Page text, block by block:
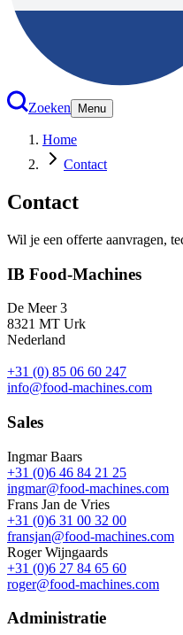
Zoeken
Menu
Home
Contact
Contact
Wil je een offerte aanvragen,
IB Food-Machines
De Meer 3
8321 MT Urk
Nederland
+31 (0) 85 06 60 247
info@food-machines.com
Sales
Ingmar Baars
+31 (0)6 46 84 21 25
ingmar@food-machines.com
Frans Jan de Vries
+31 (0)6 31 00 32 00
fransjan@food-machines.com
Roger Wijngaards
+31 (0)6 27 84 65 60
roger@food-machines.com
Administratie